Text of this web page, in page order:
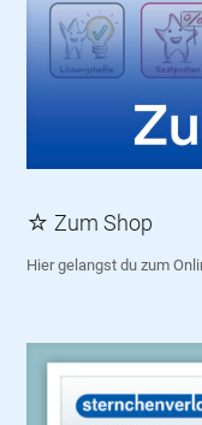
☆ Zum Shop
Hier gelangst du zum